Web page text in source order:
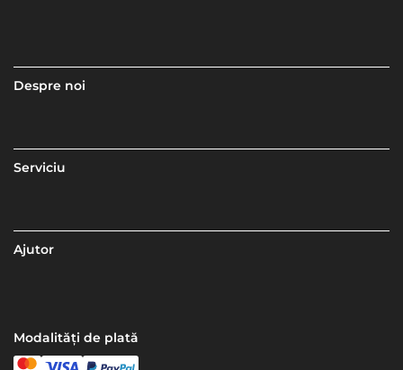
Despre noi
Serviciu
Ajutor
Modalități de plată